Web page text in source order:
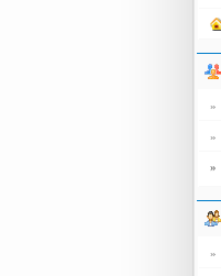
»
»
»
»